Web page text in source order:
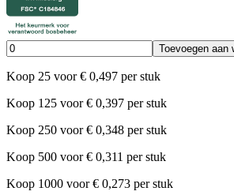
Toevoegen aan
Koop 25 voor € 0,497 per stuk
Koop 125 voor € 0,397 per stuk
Koop 250 voor € 0,348 per stuk
Koop 500 voor € 0,311 per stuk
Koop 1000 voor € 0,273 per stuk